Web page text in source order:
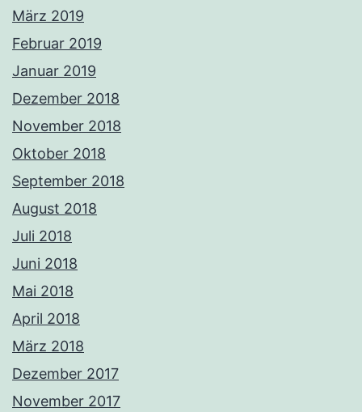
März 2019
Februar 2019
Januar 2019
Dezember 2018
November 2018
Oktober 2018
September 2018
August 2018
Juli 2018
Juni 2018
Mai 2018
April 2018
März 2018
Dezember 2017
November 2017